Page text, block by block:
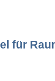
für